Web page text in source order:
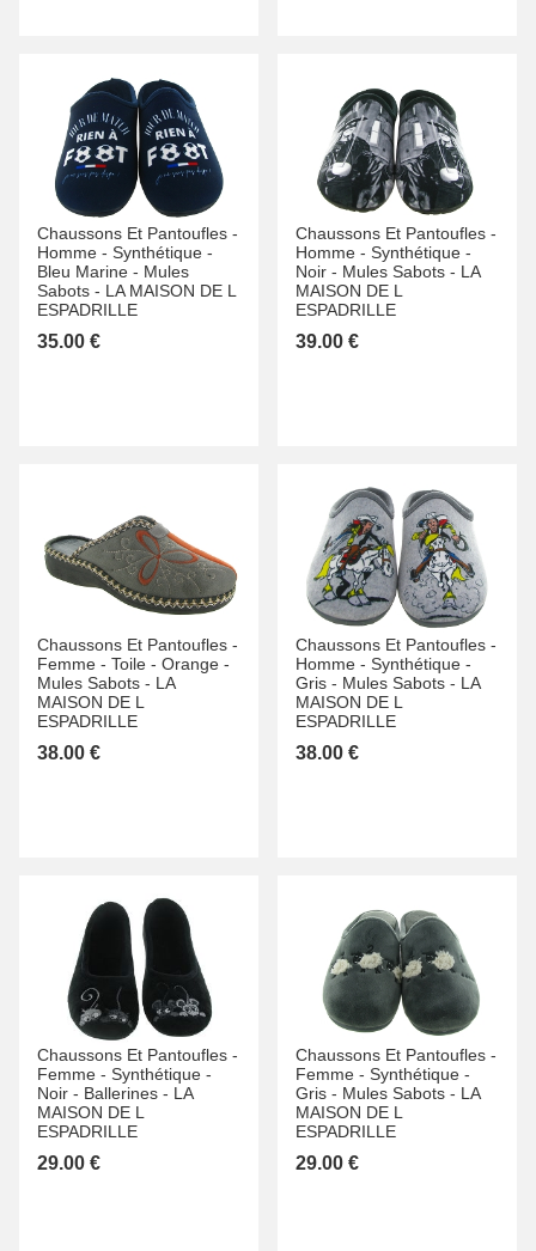
Chaussons Et Pantoufles -
Homme - Synthétique -
Bleu Marine - Mules
Sabots - LA MAISON DE L
ESPADRILLE
35.00 €
Chaussons Et Pantoufles -
Homme - Synthétique -
Noir - Mules Sabots - LA
MAISON DE L
ESPADRILLE
39.00 €
Chaussons Et Pantoufles -
Femme - Toile - Orange -
Mules Sabots - LA
MAISON DE L
ESPADRILLE
38.00 €
Chaussons Et Pantoufles -
Homme - Synthétique -
Gris - Mules Sabots - LA
MAISON DE L
ESPADRILLE
38.00 €
Chaussons Et Pantoufles -
Femme - Synthétique -
Noir - Ballerines - LA
MAISON DE L
ESPADRILLE
29.00 €
Chaussons Et Pantoufles -
Femme - Synthétique -
Gris - Mules Sabots - LA
MAISON DE L
ESPADRILLE
29.00 €